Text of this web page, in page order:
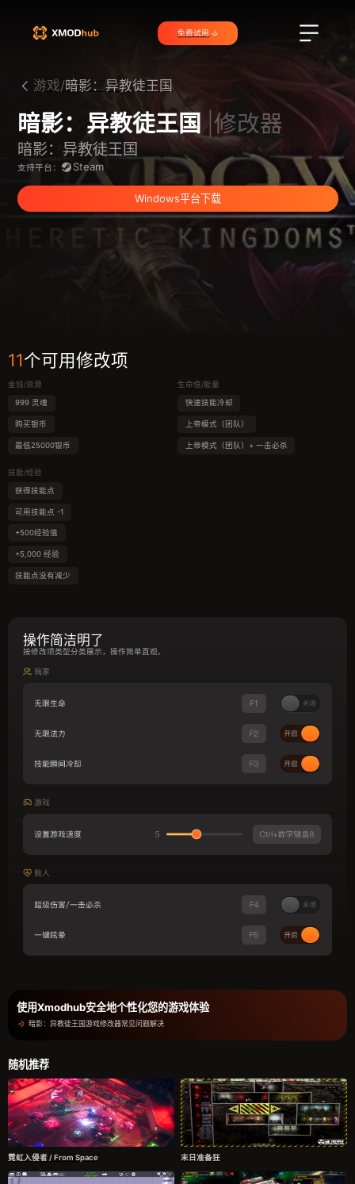
免费试用
游戏/暗影：异教徒王国
暗影：异教徒王国 |修改器
暗影：异教徒王国
支持平台： Steam
Windows平台下载
11个可用修改项
金钱/资源
999 灵魂
购买银币
最低25000银币
技能/经验
获得技能点
可用技能点 -1
+500经验值
+5,000 经验
技能点没有减少
生命值/能量
快速技能冷却
上帝模式（团队）
上帝模式（团队）+ 一击必杀
操作简洁明了
按修改项类型分类展示，操作简单直观。
使用Xmodhub安全地个性化您的游戏体验
暗影：异教徒王国游戏修改器常见问题解决
随机推荐
霓虹入侵者 / From Space 末日准备狂